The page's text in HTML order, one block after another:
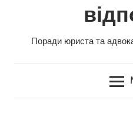
Поради юриста та